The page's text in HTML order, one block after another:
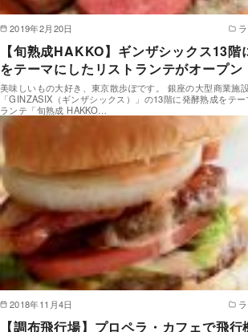
2019年2月20日
【旬熟成HAKKO】ギンザシックス13階
をテーマにしたリストランテがオープン
美味しいもの大好き、東京散歩ぽです。 銀座の大型商業施
「GINZASIX（ギンザシックス）」の13階に発酵熟成をテ
ランテ「旬熟成 HAKKO…
2018年11月4日
【調布飛行場】プロペラ・カフェで飛